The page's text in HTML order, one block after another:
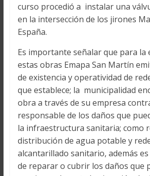
curso procedió a instalar una
en la intersección de los jirones
España.
Es importante señalar que para la
estas obras Emapa San Martín
de existencia y operatividad de
que establece; la municipalidad
obra a través de su empresa
responsable de los daños que
la infraestructura sanitaria; como
distribución de agua potable y
alcantarillado sanitario, además
de reparar o cubrir los daños que